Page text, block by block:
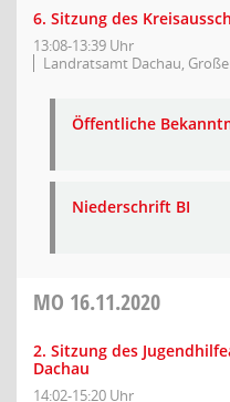
6. Sitzung des
13:08-13:39 Uhr
Landratsamt Dachau,
Öffentliche
Niederschrift BI
MO 16.11.2020
2. Sitzung des
Dachau
14:02-15:20 Uhr